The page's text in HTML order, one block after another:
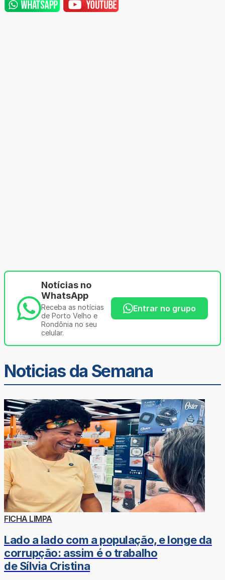
Notícias no
WhatsApp
Receba as notícias
de Porto Velho e
Rondônia no seu
celular.
Entrar no grupo
Noticias da Semana
FICHA LIMPA
Lado a lado com a população, e longe da
corrupção: assim é o trabalho
de Sílvia Cristina